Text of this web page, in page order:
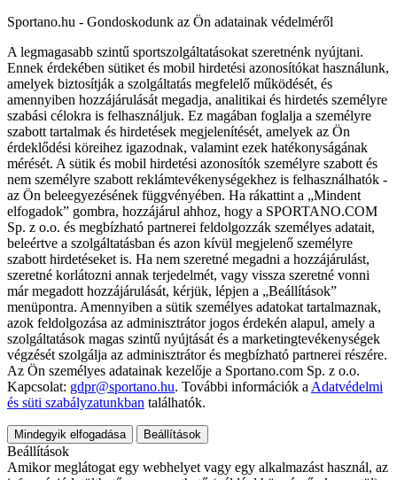
Sportano.hu - Gondoskodunk az Ön adatainak védelméről
A legmagasabb szintű sportszolgáltatásokat szeretnénk nyújtani.
Ennek érdekében sütiket és mobil hirdetési azonosítókat használunk,
amelyek biztosítják a szolgáltatás megfelelő működését, és
amennyiben hozzájárulását megadja, analitikai és hirdetés személyre
szabási célokra is felhasználjuk. Ez magában foglalja a személyre
szabott tartalmak és hirdetések megjelenítését, amelyek az Ön
érdeklődési köreihez igazodnak, valamint ezek hatékonyságának
mérését. A sütik és mobil hirdetési azonosítók személyre szabott és
nem személyre szabott reklámtevékenységekhez is felhasználhatók -
az Ön beleegyezésének függvényében. Ha rákattint a „Mindent
elfogadok” gombra, hozzájárul ahhoz, hogy a SPORTANO.COM
Sp. z o.o. és megbízható partnerei feldolgozzák személyes adatait,
beleértve a szolgáltatásban és azon kívül megjelenő személyre
szabott hirdetéseket is. Ha nem szeretné megadni a hozzájárulást,
szeretné korlátozni annak terjedelmét, vagy vissza szeretné vonni
már megadott hozzájárulását, kérjük, lépjen a „Beállítások”
menüpontra. Amennyiben a sütik személyes adatokat tartalmaznak,
azok feldolgozása az adminisztrátor jogos érdekén alapul, amely a
szolgáltatások magas szintű nyújtását és a marketingtevékenységek
végzését szolgálja az adminisztrátor és megbízható partnerei részére.
Az Ön személyes adatainak kezelője a Sportano.com Sp. z o.o.
Kapcsolat: gdpr@sportano.hu. További információk a Adatvédelmi
és süti szabályzatunkban találhatók.
Mindegyik elfogadása Beállítások
Beállítások
Amikor meglátogat egy webhelyet vagy egy alkalmazást használ, az